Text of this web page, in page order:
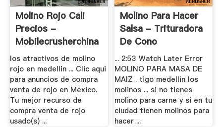
Molino Rojo Cali
Precios -
Mobilecrusherchina
los atractivos de molino
rojo en medellin ... Clic aqui
para anuncios de compra
venta de rojo en México.
Tu mejor recurso de
compra venta de rojo
usado(s) ...
Molino Para Hacer
Salsa - Trituradora
De Cono
... 2:53 Watch Later Error
MOLINO PARA MASA DE
MAIZ . tigo medellin los
molinos ... si no tienes
molino para carne y si en tu
ciudad tienen molinos para
hacer ...